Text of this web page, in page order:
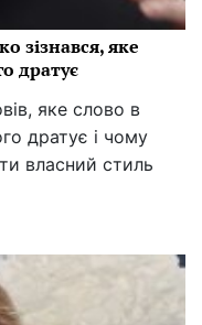
зізнався, яке
дратує
яке слово в
дратує і чому
власний стиль